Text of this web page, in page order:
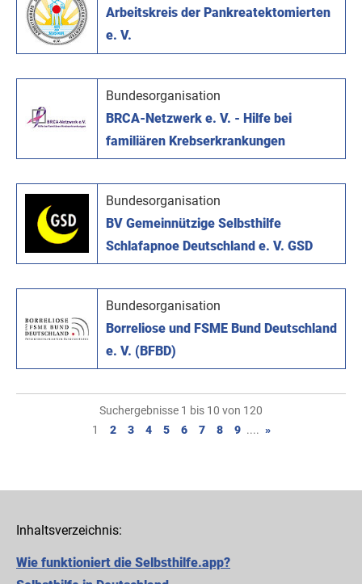
Arbeitskreis der Pankreatektomierten
e. V.
Bundesorganisation
BRCA-Netzwerk e. V. - Hilfe bei
familiären Krebserkrankungen
Bundesorganisation
BV Gemeinnützige Selbsthilfe
Schlafapnoe Deutschland e. V. GSD
Bundesorganisation
Borreliose und FSME Bund Deutschland
e. V. (BFBD)
Suchergebnisse 1 bis 10 von 120
1
2 3 4 5 6 7 8 9 .... »
Inhaltsverzeichnis:
Wie funktioniert die Selbsthilfe.app?